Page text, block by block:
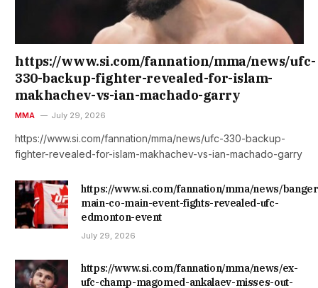
https://www.si.com/fannation/mma/news/ufc-
330-backup-fighter-revealed-for-islam-
makhachev-vs-ian-machado-garry
MMA July 29, 2026
https://www.si.com/fannation/mma/news/ufc-330-backup-
fighter-revealed-for-islam-makhachev-vs-ian-machado-garry
https://www.si.com/fannation/mma/news/
main-co-main-event-fights-revealed-ufc-
edmonton-event
July 29, 2026
https://www.si.com/fannation/mma/news/ex-
ufc-champ-magomed-ankalaev-misses-out-